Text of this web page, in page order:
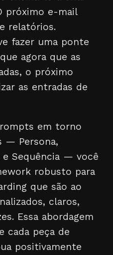
próximo e-mail
relatórios.
fazer uma ponte
agora que as
o próximo
as entradas de
em torno
— Persona,
e Sequência — você
robusto para
que são ao
claros,
Essa abordagem
cada peça de
positivamente